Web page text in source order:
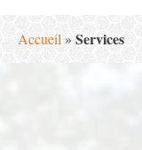
Accueil » Services